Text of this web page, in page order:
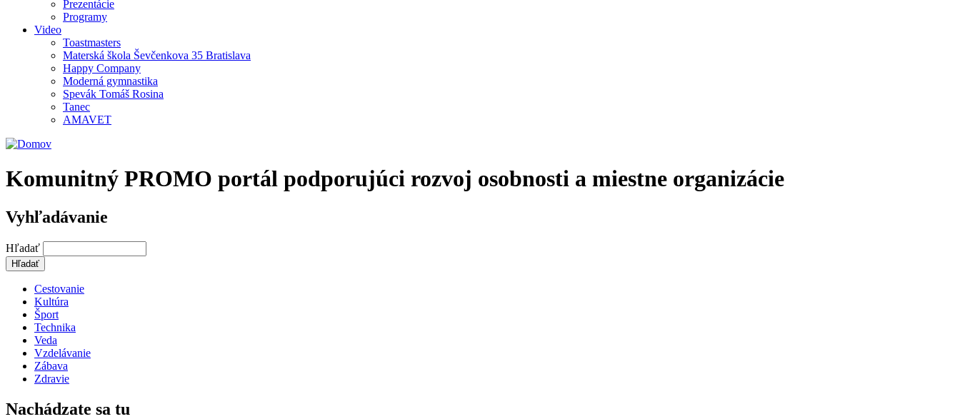
Prezentácie
Programy
Video
Toastmasters
Materská škola Ševčenkova 35 Bratislava
Happy Company
Moderná gymnastika
Spevák Tomáš Rosina
Tanec
AMAVET
Komunitný PROMO portál podporujúci rozvoj osobnosti a miestne organizácie
Vyhľadávanie
Hľadať
Cestovanie
Kultúra
Šport
Technika
Veda
Vzdelávanie
Zábava
Zdravie
Nachádzate sa tu